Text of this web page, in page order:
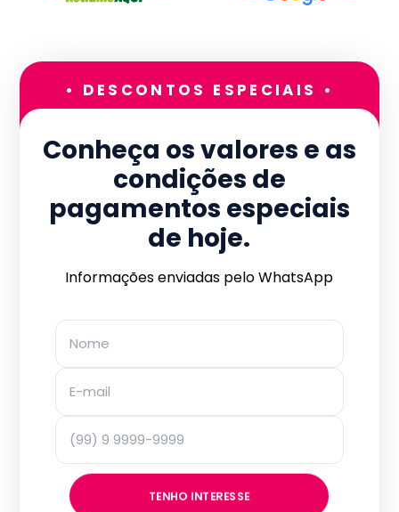
• DESCONTOS ESPECIAIS •
Conheça os valores e as
condições de
pagamentos especiais
de hoje.
Informações enviadas pelo WhatsApp
TENHO INTERESSE